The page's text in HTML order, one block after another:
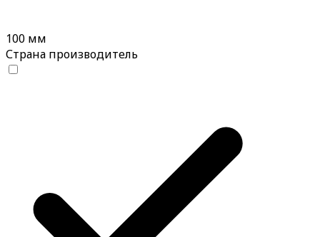
100 мм
Страна производитель